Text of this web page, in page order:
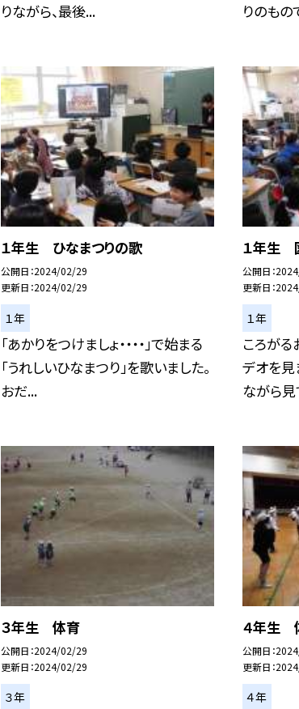
りながら、最後...
りのもの
１年生 ひなまつりの歌
公開日 2024/02/29
更新日 2024/02/29
１年
「あかりをつけましょ・・・・」で始まる
「うれしいひなまつり」を歌いました。
おだ...
１年生
公開日
更新日
１年
ころが
デオを見
ながら
３年生 体育
公開日 2024/02/29
更新日 2024/02/29
３年
４年生
公開日
更新日
４年